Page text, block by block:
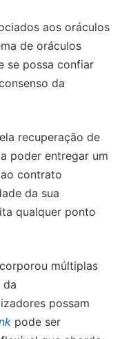
aos oráculos
de oráculos
se possa confiar
da
recuperação de
poder entregar um
contrato
da sua
qualquer ponto
múltiplas
da
possam
pode ser